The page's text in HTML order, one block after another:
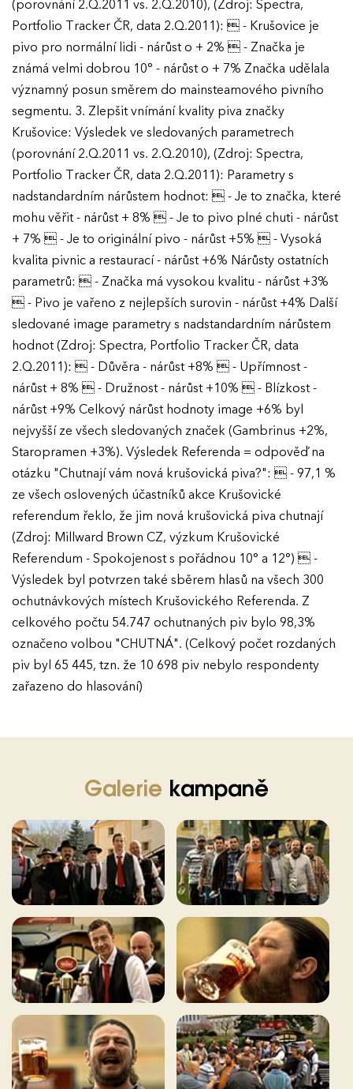
(porovnání 2.Q.2011 vs. 2.Q.2010), (Zdroj: Spectra,
Portfolio Tracker ČR, data 2.Q.2011):  - Krušovice je
pivo pro normální lidi - nárůst o + 2%  - Značka je
známá velmi dobrou 10° - nárůst o + 7% Značka udělala
významný posun směrem do mainsteamového pivního
segmentu. 3. Zlepšit vnímání kvality piva značky
Krušovice: Výsledek ve sledovaných parametrech
(porovnání 2.Q.2011 vs. 2.Q.2010), (Zdroj: Spectra,
Portfolio Tracker ČR, data 2.Q.2011): Parametry s
nadstandardním nárůstem hodnot:  - Je to značka, které
mohu věřit - nárůst + 8%  - Je to pivo plné chuti - nárůst
+ 7%  - Je to originální pivo - nárůst +5%  - Vysoká
kvalita pivnic a restaurací - nárůst +6% Nárůsty ostatních
parametrů:  - Značka má vysokou kvalitu - nárůst +3%
 - Pivo je vařeno z nejlepších surovin - nárůst +4% Další
sledované image parametry s nadstandardním nárůstem
hodnot (Zdroj: Spectra, Portfolio Tracker ČR, data
2.Q.2011):  - Důvěra - nárůst +8%  - Upřímnost -
nárůst + 8%  - Družnost - nárůst +10%  - Blízkost -
nárůst +9% Celkový nárůst hodnoty image +6% byl
nejvyšší ze všech sledovaných značek (Gambrinus +2%,
Staropramen +3%). Výsledek Referenda = odpověď na
otázku "Chutnají vám nová krušovická piva?":  - 97,1 %
ze všech oslovených účastníků akce Krušovické
referendum řeklo, že jim nová krušovická piva chutnají
(Zdroj: Millward Brown CZ, výzkum Krušovické
Referendum - Spokojenost s pořádnou 10° a 12°)  -
Výsledek byl potvrzen také sběrem hlasů na všech 300
ochutnávkových místech Krušovického Referenda. Z
celkového počtu 54.747 ochutnaných piv bylo 98,3%
označeno volbou "CHUTNÁ". (Celkový počet rozdaných
piv byl 65 445, tzn. že 10 698 piv nebylo respondenty
zařazeno do hlasování)
Galerie kampaně